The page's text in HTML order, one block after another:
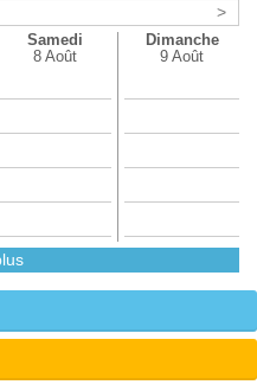
>
Samedi
8 Août
Dimanche
9 Août